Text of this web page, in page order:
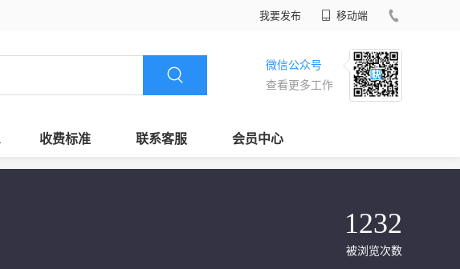
我要发布 移动端
微信公众号
查看更多工作
收费标准 联系客服 会员中心
1232
被浏览次数